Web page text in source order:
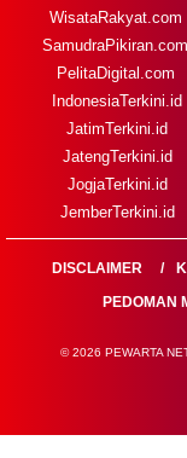
WisataRakyat.com
SamudraPikiran.com
PelitaDigital.com
IndonesiaTerkini.id
JatimTerkini.id
JatengTerkini.id
JogjaTerkini.id
JemberTerkini.id
DISCLAIMER
PEDOMAN
© 2026 PEWARTA